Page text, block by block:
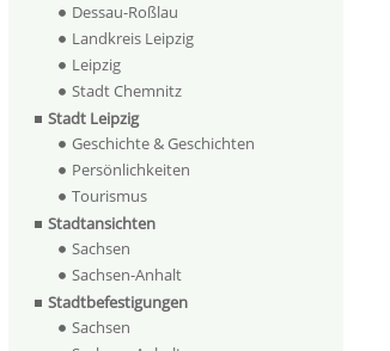
Dessau-Roßlau
Landkreis Leipzig
Leipzig
Stadt Chemnitz
Stadt Leipzig
Geschichte & Geschichten
Persönlichkeiten
Tourismus
Stadtansichten
Sachsen
Sachsen-Anhalt
Stadtbefestigungen
Sachsen